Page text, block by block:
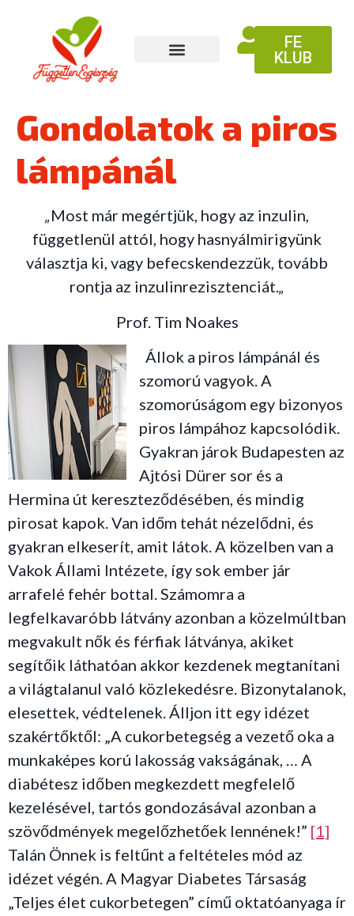
FE
KLUB
Gondolatok a piros
lámpánál
„Most már megértjük, hogy az inzulin,
függetlenül attól, hogy hasnyálmirigyünk
választja ki, vagy befecskendezzük, tovább
rontja az inzulinrezisztenciát.„
Prof. Tim Noakes
Állok a piros lámpánál és
szomorú vagyok. A
szomorúságom egy bizonyos
piros lámpához kapcsolódik.
Gyakran járok Budapesten az
Ajtósi Dürer sor és a
Hermina út kereszteződésében, és mindig
pirosat kapok. Van időm tehát nézelődni, és
gyakran elkeserít, amit látok. A közelben van a
Vakok Állami Intézete, így sok ember jár
arrafelé fehér bottal. Számomra a
legfelkavaróbb látvány azonban a közelmúltban
megvakult nők és férfiak látványa, akiket
segítőik láthatóan akkor kezdenek megtanítani
a világtalanul való közlekedésre. Bizonytalanok,
elesettek, védtelenek. Álljon itt egy idézet
szakértőktől: „A cukorbetegség a vezető oka a
munkaképes korú lakosság vakságának, … A
diabétesz időben megkezdett megfelelő
kezelésével, tartós gondozásával azonban a
szövődmények megelőzhetőek lennének!” [1]
Talán Önnek is feltűnt a feltételes mód az
idézet végén. A Magyar Diabetes Társaság
„Teljes élet cukorbetegen” című oktatóanyaga ír